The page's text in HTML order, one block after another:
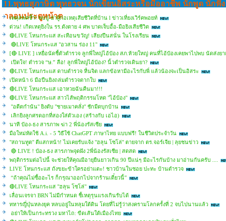
11.พุทธสุภาษิต พุทธวจน นักเขียนอิสระหรือมืออาชีพ นักพูด นักฟั
กลอนประตูหน้าต
เหตุสลดซ้ำ! พบปู่-ย่าผู้ก่อเหตุเสียชีวิตที่บ้าน l ข่าวเที่ยงเวิร์คพอยท์
ด่วน! เกิดเหตุยิงใน รร.ดังตาย 4 ศพ บาดเจ็บอื้อ-มือยิงเสียชีวิต
🔴LIVE โหนกระแส สะเทือนขวัญ! เสียงปืนสนั่น ในโรงเรียน
🔴LIVE โหนกระแส "อวสาน ร่อง 11"
[🔴 LIVE ] เหยื่อนัดชี้ตัวตำรวจ ลูกพี่ใหญ่ไอ้ป๋อง สภ.ห้วยใหญ่ คนที่ไอ้ป๋องเคยพาไปพบ นัดส่งยา
เปิดใจ! ตำรวจ “ษ.” ลือ! ลูกพี่ใหญ่ไอ้ป๋อง? นิ้วตำรวจเดินยา?
🔴LIVE โหนกระแส ดาบตำรวจ หื่นจิต แลกข้อหามีอะไรกับพี่ แล้วน้องจะเป็นอิสระ
เปิดหน้า 6 มือปืนยิงถล่มตำรวจตากใบ
🔴LIVE โหนกระแส เอาหวยฉันคืนมา!!!
🔴LIVE โหนกระแส สาวไส้พฤติกรรมโหด "ไอ้ป๋อง"
"อดีตกำนัน" ยิงดับ "ชายเมาคลั่ง" ชักมีดบุกบ้าน
เลิกยิงลูกศรดอกที่สองใส่ตัวเอง (สร้างกับ เอไอ)
นาที ป๋อง-ธง สารภาพ ฆ่า 2 พี่น้องรัสเซีย
มือใหม่หัดใช้ A.i. - 5 วิธีใช้ ChatGPT ภาษาไทย แบบฟรี! ในชีวิตประจำวัน
"สถานทูต" ตีแสกหน้า! ไม่เคยรับแจ้ง "ฮลุน โซโล่" ตายจาก ตร.จอร์เจีย | ลุยชนข่าว
🔴 LIVE ! ป๋อง-ธง สารภาพจุดฝัง 2พี่น้องรัสเซีย | สดสด
พฤติกรรมต่อไปนี้ จะช่วยให้คุณมีอายุยืนยาวเกิน 90 ปีแน่ๆ มีอะไรกันบ้าง มาอ่านกันครับ ....
LIVE โหนกระแส ถังขยะข้าใครอย่าแตะ! ชาวบ้านในซอย ปะทะ บ้านตำรวจ
“ถ้าคุณไม่ซื้ออะไร ก็กรุณาออกไปจากร้านเดี๋ยวนี้”
🔴LIVE โหนกระแส "ฮลุน โซโล่"
เลื่อนเจรจา BRN ไม่มีกำหนด ชี้เหตุรุนแรงเกินรับได้
ทหารญี่ปุ่นหลงยุค หลบอยู่ในหลุมใต้ดิน โดยที่ไม่รู้ว่าสงครามโลกครั้งที่ 2 จบไปนานแล้ว
อย่าให้เป็นกระทรวง มหาไถ: ขีดเส้นใต้เมืองไทย